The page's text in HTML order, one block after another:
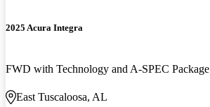
2025 Acura Integra
FWD with Technology and A-SPEC Package
East Tuscaloosa, AL